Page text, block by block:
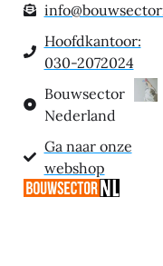
Hoofdkantoor:
030-2072024
Bouwsector
Nederland
Ga naar onze
webshop